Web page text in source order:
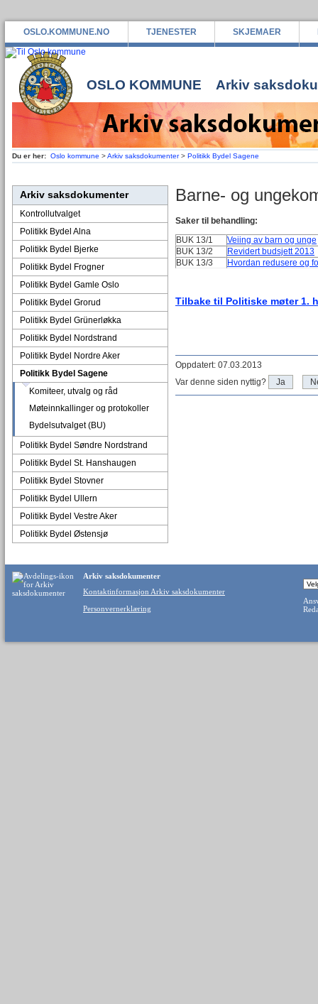
OSLO.KOMMUNE.NO TJENESTER SKJEMAER
OSLO KOMMUNE Arkiv
Du er her: Oslo kommune >Arkiv saksdokumenter> Politikk Bydel Sagene
Arkiv saksdokumenter
Kontrollutvalget
Politikk Bydel Alna
Politikk Bydel Bjerke
Politikk Bydel Frogner
Politikk Bydel Gamle Oslo
Politikk Bydel Grorud
Politikk Bydel Grünerløkka
Politikk Bydel Nordstrand
Politikk Bydel Nordre Aker
Politikk Bydel Sagene
Komiteer, utvalg og råd
Møteinnkallinger og protokoller
Bydelsutvalget (BU)
Politikk Bydel Søndre Nordstrand
Politikk Bydel St. Hanshaugen
Politikk Bydel Stovner
Politikk Bydel Ullern
Politikk Bydel Vestre Aker
Politikk Bydel Østensjø
Barne- og
Saker til behandling:
BUK 13/1
Veiing av barn og unge
BUK 13/2
Revidert budsjett 2013
BUK 13/3
Hvordan redusere og
Tilbake til Politiske møter 1.
Oppdatert: 07.03.2013
Var denne siden nyttig?
Ja
Arkiv saksdokumenter
Kontaktinformasjon Arkiv saksdokumenter
Personvernerklæring